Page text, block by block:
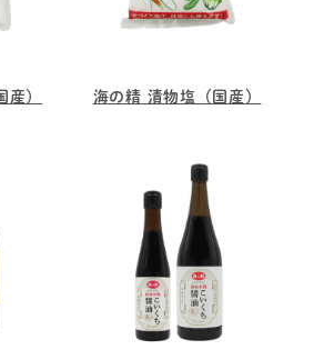
産） 海の精 漬物塩（国産）